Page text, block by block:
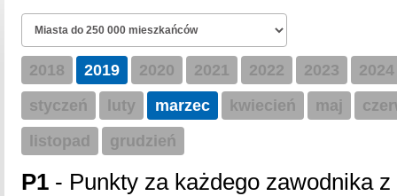
2018 2019 2020 2021 2022 2023
2024
styczeń
luty marzec kwiecień maj
listopad
grudzień
P1 - Punkty za każdego zawodnika z